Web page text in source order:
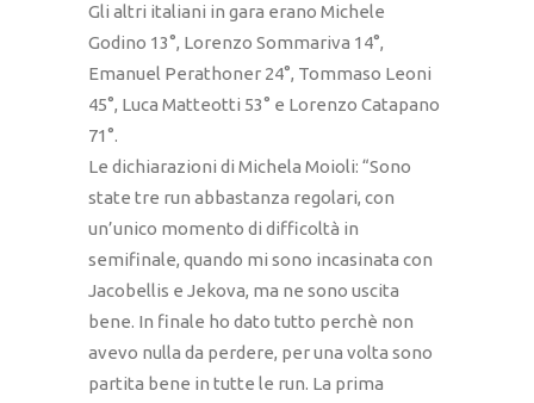
Gli altri italiani in gara erano Michele
Godino 13°, Lorenzo Sommariva 14°,
Emanuel Perathoner 24°, Tommaso Leoni
45°, Luca Matteotti 53° e Lorenzo Catapano
71°.
Le dichiarazioni di Michela Moioli: “Sono
state tre run abbastanza regolari, con
un’unico momento di difficoltà in
semifinale, quando mi sono incasinata con
Jacobellis e Jekova, ma ne sono uscita
bene. In finale ho dato tutto perchè non
avevo nulla da perdere, per una volta sono
partita bene in tutte le run. La prima